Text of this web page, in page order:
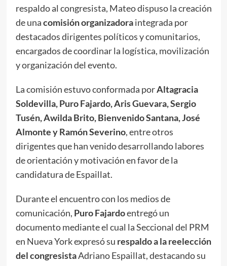
respaldo al congresista, Mateo dispuso la creación
de unacomisión organizadoraintegrada por
destacados dirigentes políticos y comunitarios,
encargados de coordinar la logística, movilización
y organización del evento.
La comisión estuvo conformada porAltagracia
Soldevilla, Puro Fajardo, Aris Guevara, Sergio
Tusén, Awilda Brito, Bienvenido Santana, José
Almonte y Ramón Severino, entre otros
dirigentes que han venido desarrollando labores
de orientación y motivación en favor de la
candidatura de Espaillat.
Durante el encuentro con los medios de
comunicación, Puro Fajardoentregó un
documento mediante el cual la Seccional del PRM
en Nueva York expresó su respaldo a la reelección
del congresistaAdriano Espaillat, destacando su